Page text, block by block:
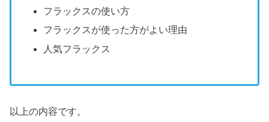
フラックスの使い方
フラックスが使った方がよい理由
人気フラックス
以上の内容です。